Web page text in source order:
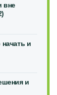
вне
и
и